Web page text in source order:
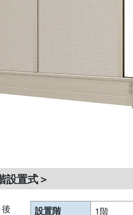
設置式＞
設置階 1階